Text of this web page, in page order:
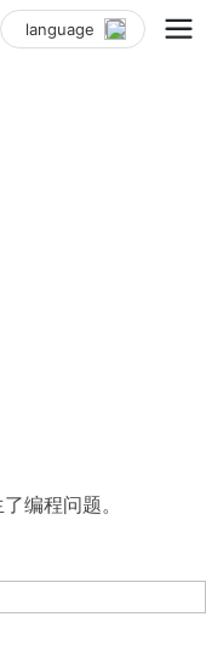
language
编程问题。